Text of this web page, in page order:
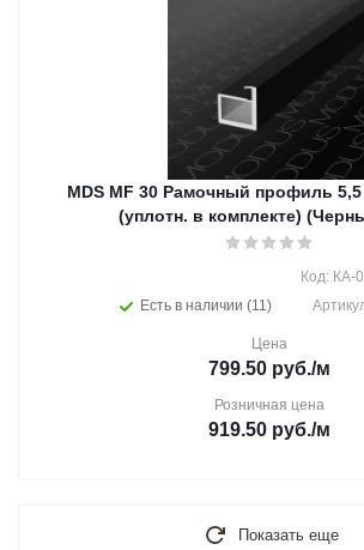
MDS MF 30 Рамочный профиль
(уплотн. в комплекте)
Есть в наличии (11)
Код: КА-
Цена
799.50 руб./м
Розничная цена
919.50 руб./м
Показать еще